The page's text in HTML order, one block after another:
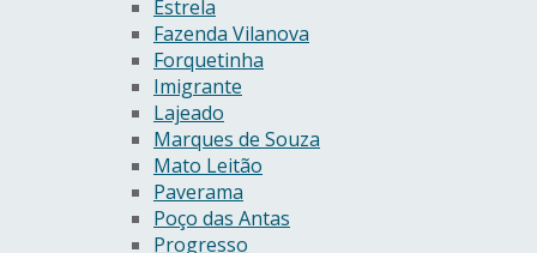
Estrela
Fazenda Vilanova
Forquetinha
Imigrante
Lajeado
Marques de Souza
Mato Leitão
Paverama
Poço das Antas
Progresso